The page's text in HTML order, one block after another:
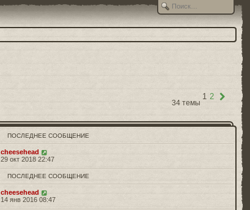
34 темы
1 2 След.
ПОСЛЕДНЕЕ СООБЩЕНИЕ
cheesehead
29 окт 2018 22:47
ПОСЛЕДНЕЕ СООБЩЕНИЕ
cheesehead
14 янв 2016 08:47